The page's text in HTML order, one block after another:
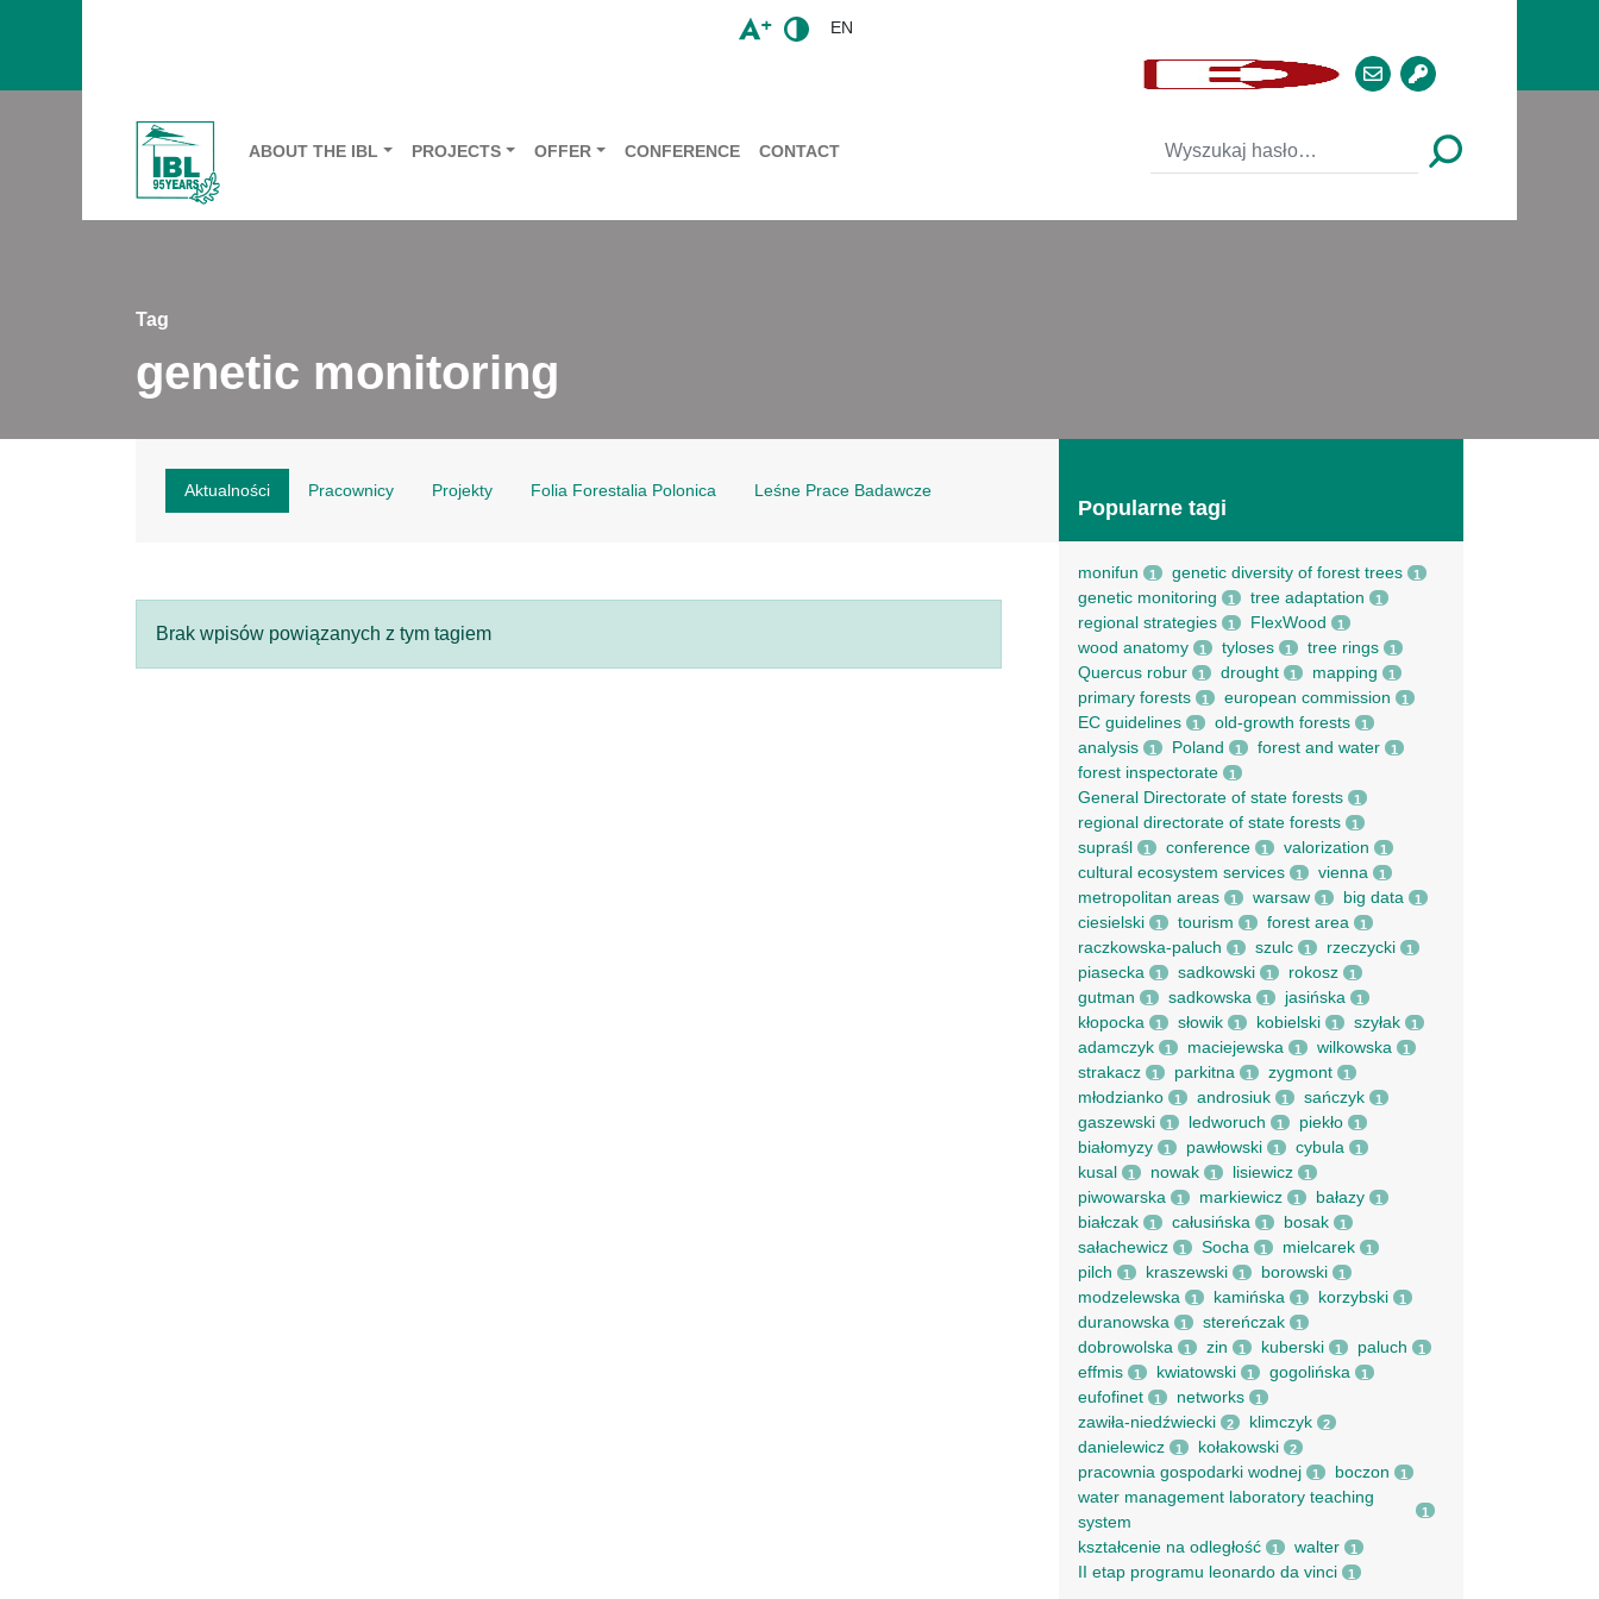
EN
ABOUT THE IBL PROJECTS OFFER CONFERENCE CONTACT
Tag
genetic monitoring
Aktualności Pracownicy Projekty Folia Forestalia Polonica Leśne Prace Badawcze
Brak wpisów powiązanych z tym tagiem
Popularne tagi
monifun 1 genetic diversity of forest trees 1
genetic monitoring 1 tree adaptation 1
regional strategies 1 FlexWood 1
wood anatomy 1 tyloses 1 tree rings 1
Quercus robur 1 drought 1 mapping 1
primary forests 1 european commission 1
EC guidelines 1 old-growth forests 1
analysis 1 Poland 1 forest and water 1
forest inspectorate 1
General Directorate of state forests 1
regional directorate of state forests 1
supraśl 1 conference 1 valorization 1
cultural ecosystem services 1 vienna 1
metropolitan areas 1 warsaw 1 big data 1
ciesielski 1 tourism 1 forest area 1
raczkowska-paluch 1 szulc 1 rzeczycki 1
piasecka 1 sadkowski 1 rokosz 1
gutman 1 sadkowska 1 jasińska 1
kłopocka 1 słowik 1 kobielski 1 szyłak 1
adamczyk 1 maciejewska 1 wilkowska 1
strakacz 1 parkitna 1 zygmont 1
młodzianko 1 androsiuk 1 sańczyk 1
gaszewski 1 ledworuch 1 piekło 1
białomyzy 1 pawłowski 1 cybula 1
kusal 1 nowak 1 lisiewicz 1
piwowarska 1 markiewicz 1 bałazy 1
białczak 1 całusińska 1 bosak 1
sałachewicz 1 Socha 1 mielcarek 1
pilch 1 kraszewski 1 borowski 1
modzelewska 1 kamińska 1 korzybski 1
duranowska 1 stereńczak 1
dobrowolska 1 zin 1 kuberski 1 paluch 1
effmis 1 kwiatowski 1 gogolińska 1
eufofinet 1 networks 1
zawiła-niedźwiecki 2 klimczyk 2
danielewicz 1 kołakowski 2
pracownia gospodarki wodnej 1 boczon 1
water management laboratory teaching
system
1
kształcenie na odległość 1 walter 1
II etap programu leonardo da vinci 1